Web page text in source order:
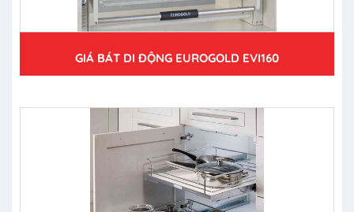
GIÁ BÁT DI ĐỘNG EUROGOLD EVI160